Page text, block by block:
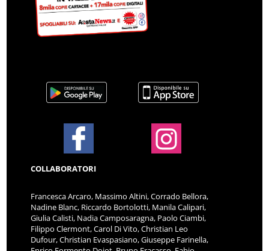
COLLABORATORI
Francesca Arcaro, Massimo Altini, Corrado Bellora,
Nadine Blanc, Riccardo Bortolotti, Manila Calipari,
Giulia Calisti, Nadia Camposaragna, Paolo Ciambi,
Filippo Clermont, Carol Di Vito, Christian Leo
Dufour, Christian Evaspasiano, Giuseppe Farinella,